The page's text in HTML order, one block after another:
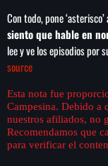
Con todo, pone
siento que hable en
lee y ve los episodios por
source
Esta nota fue
Campesina. Debido a
nuestros afiliados, no
Recomendamos que
para verificar el